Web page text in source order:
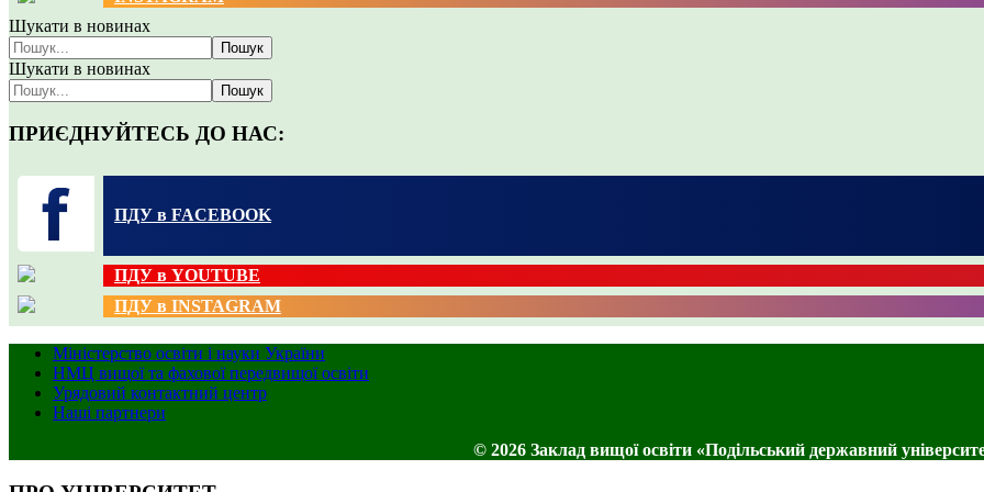
Шукати в новинах
Пошук
Шукати в новинах
Пошук
ПРИЄДНУЙТЕСЬ ДО НАС:
ПДУ в FACEBOOK
ПДУ в YOUTUBE
ПДУ в INSTAGRAM
Міністерство освіти і науки України
НМЦ вищої та фахової передвищої освіти
Урядовий контактний центр
Наші партнери
© 2026 Заклад вищої освіти «Подільський державний